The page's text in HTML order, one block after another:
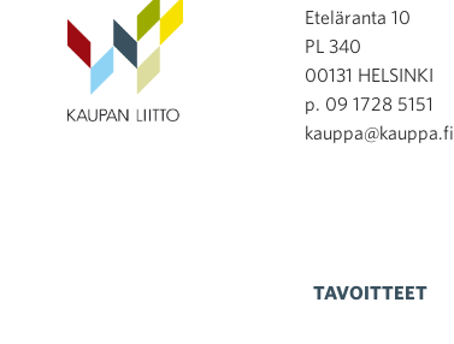
Eteläranta 10
PL 340
00131 HELSINKI
p. 09 1728 5151
kauppa@kauppa.fi
TAVOITTEET